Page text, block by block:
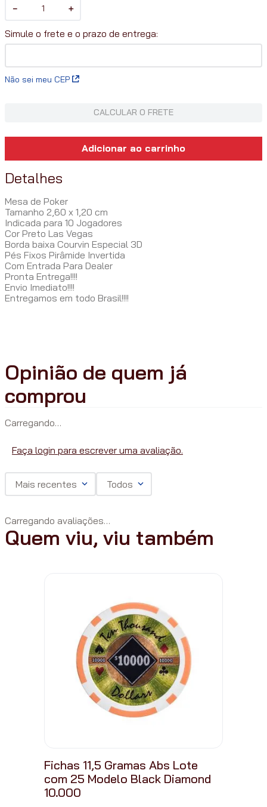
＋
－
Não sei meu CEP
CALCULAR O FRETE
Adicionar ao carrinho
Detalhes
Mesa de Poker
Tamanho 2,60 x 1,20 cm
Indicada para 10 Jogadores
Cor Preto Las Vegas
Borda baixa Courvin Especial 3D
Pés Fixos Pirâmide Invertida
Com Entrada Para Dealer
Pronta Entrega!!!!
Envio Imediato!!!!
Entregamos em todo Brasil!!!!
Carregando…
Faça login para escrever uma avaliação.
Mais recentes Todos
Carregando avaliações…
Quem viu, viu também
Fichas 11,5 Gramas Abs Lote
com 25 Modelo Black Diamond
10.000